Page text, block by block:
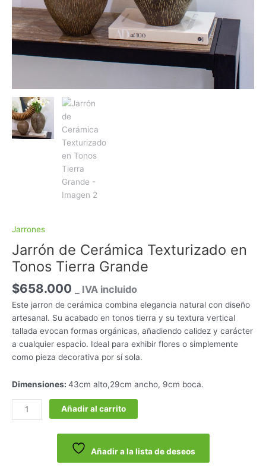
Jarrones
Jarrón de Cerámica Texturizado en
Tonos Tierra Grande
$658.000 _ IVA incluido
Este jarron de cerámica combina elegancia natural con diseño
artesanal. Su acabado en tonos tierra y su textura vertical
tallada evocan formas orgánicas, añadiendo calidez y carácter
a cualquier espacio. Ideal para exhibir flores o simplemente
como pieza decorativa por sí sola.
Dimensiones: 43cm alto,29cm ancho, 9cm boca.
Añadir al carrito
Añadir a la lista de deseos